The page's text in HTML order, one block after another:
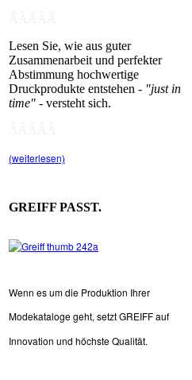
Lesen Sie, wie aus guter
Zusammenarbeit und perfekter
Abstimmung hochwertige
Druckprodukte entstehen - "just in
time" - versteht sich.
(weiterlesen)
GREIFF PASST.
Wenn es um die Produktion Ihrer
Modekatalogegeht, setzt GREIFF auf
Innovation und höchsteQualität.